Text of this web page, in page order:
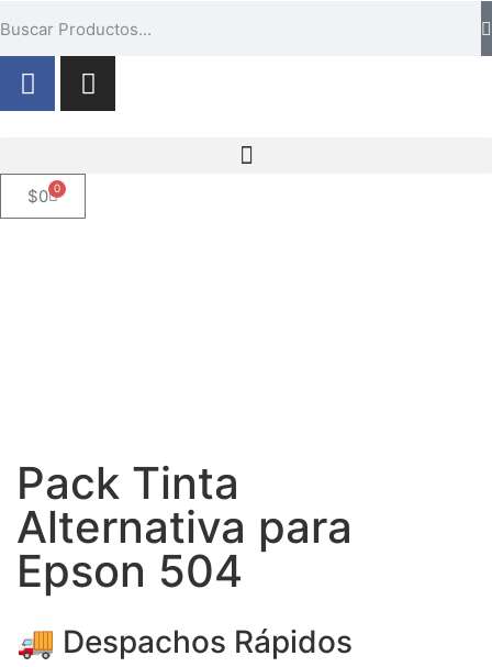
$0 0
Pack Tinta
Alternativa para
Epson 504
🚚 Despachos Rápidos